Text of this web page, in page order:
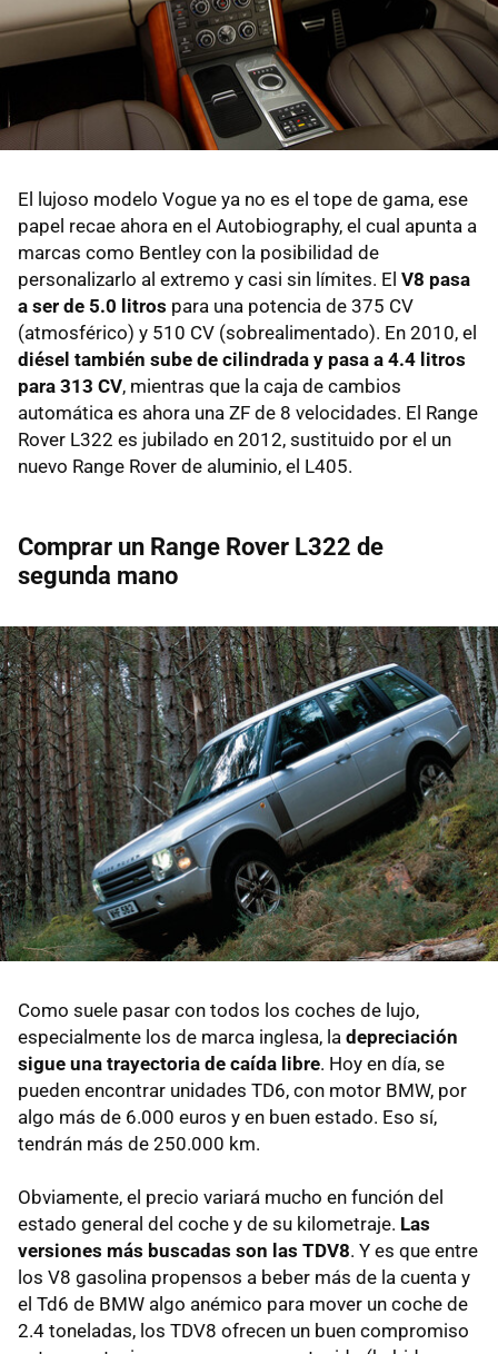
El lujoso modelo Vogue ya no es el tope de gama, ese
papel recae ahora en el Autobiography, el cual apunta a
marcas como Bentley con la posibilidad de
personalizarlo al extremo y casi sin límites. El V8 pasa
a ser de 5.0 litros para una potencia de 375 CV
(atmosférico) y 510 CV (sobrealimentado). En 2010, el
diésel también sube de cilindrada y pasa a 4.4 litros
para 313 CV, mientras que la caja de cambios
automática es ahora una ZF de 8 velocidades. El Range
Rover L322 es jubilado en 2012, sustituido por el un
nuevo Range Rover de aluminio, el L405.
Comprar un Range Rover L322 de
segunda mano
Como suele pasar con todos los coches de lujo,
especialmente los de marca inglesa, la depreciación
sigue una trayectoria de caída libre. Hoy en día, se
pueden encontrar unidades TD6, con motor BMW, por
algo más de 6.000 euros y en buen estado. Eso sí,
tendrán más de 250.000 km.
Obviamente, el precio variará mucho en función del
estado general del coche y de su kilometraje. Las
versiones más buscadas son las TDV8. Y es que entre
los V8 gasolina propensos a beber más de la cuenta y
el Td6 de BMW algo anémico para mover un coche de
2.4 toneladas, los TDV8 ofrecen un buen compromiso